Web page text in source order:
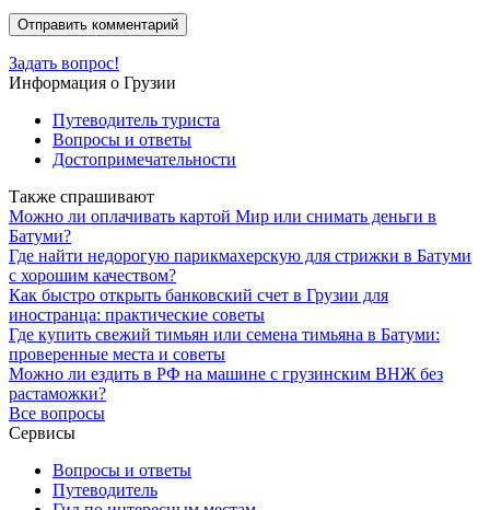
Задать вопрос!
Информация о Грузии
Путеводитель туриста
Вопросы и ответы
Достопримечательности
Также спрашивают
Можно ли оплачивать картой Мир или снимать деньги в
Батуми?
Где найти недорогую парикмахерскую для стрижки в Батуми
с хорошим качеством?
Как быстро открыть банковский счет в Грузии для
иностранца: практические советы
Где купить свежий тимьян или семена тимьяна в Батуми:
проверенные места и советы
Можно ли ездить в РФ на машине с грузинским ВНЖ без
растаможки?
Все вопросы
Сервисы
Вопросы и ответы
Путеводитель